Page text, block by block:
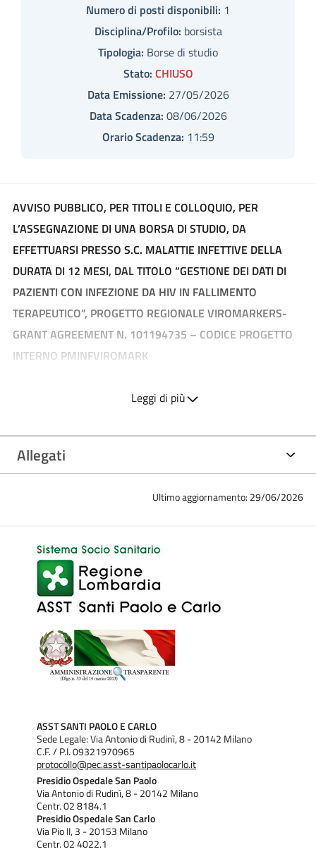
Numero di posti disponibili: 1
Disciplina/Profilo: borsista
Tipologia: Borse di studio
Stato: CHIUSO
Data Emissione: 27/05/2026
Data Scadenza: 08/06/2026
Orario Scadenza: 11:59
AVVISO PUBBLICO, PER TITOLI E COLLOQUIO, PER
L’ASSEGNAZIONE DI UNA BORSA DI STUDIO, DA
EFFETTUARSI PRESSO S.C. MALATTIE INFETTIVE DELLA
DURATA DI 12 MESI, DAL TITOLO “GESTIONE DEI DATI DI
PAZIENTI CON INFEZIONE DA HIV IN FALLIMENTO
TERAPEUTICO”, PROGETTO REGIONALE VIROMARKERS-
GRANT AGREEMENT N. 101194735 – CODICE PROGETTO
INTERNO PMINFVIROMARK
CONVOCAZIONE COLLOQUIO:
10 giugno 2026 alle ore 09.00presso PRESIDIO SAN
CARLO- VIA Pio II 3, Milano - UFFICIO CONCORSI, palazzina
6 - 3° piano
Leggi di più
Allegati
Ultimo aggiornamento: 29/06/2026
ASST SANTI PAOLO E CARLO
Sede Legale: Via Antonio di Rudinì, 8 - 20142 Milano
C.F. / P.I. 09321970965
protocollo@pec.asst-santipaolocarlo.it
Presidio Ospedale San Paolo
Via Antonio di Rudinì, 8 - 20142 Milano
Centr. 02 8184.1
Presidio Ospedale San Carlo
Via Pio II, 3 - 20153 Milano
Centr. 02 4022.1